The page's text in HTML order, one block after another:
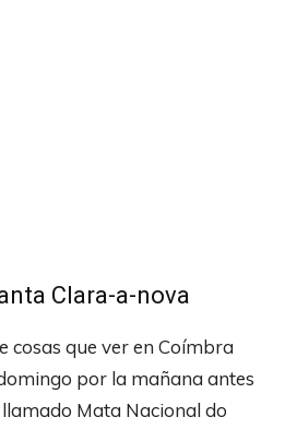
Clara-a-nova
cosas que ver en Coímbra
por la mañana antes
Mata Nacional do